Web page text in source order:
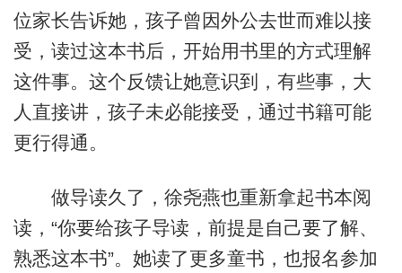
位家长告诉她，孩子曾因外公去世而难以接
受，读过这本书后，开始用书里的方式理解
这件事。这个反馈让她意识到，有些事，大
人直接讲，孩子未必能接受，通过书籍可能
更行得通。
做导读久了，徐尧燕也重新拿起书本阅
读，“你要给孩子导读，前提是自己要了解、
熟悉这本书”。她读了更多童书，也报名参加